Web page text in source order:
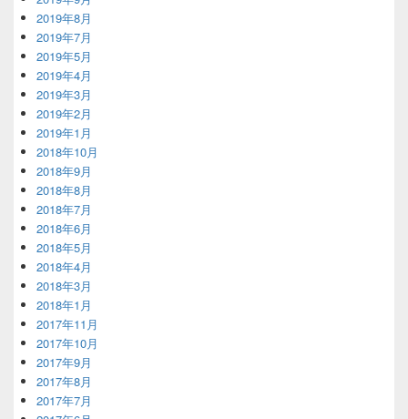
2019年8月
2019年7月
2019年5月
2019年4月
2019年3月
2019年2月
2019年1月
2018年10月
2018年9月
2018年8月
2018年7月
2018年6月
2018年5月
2018年4月
2018年3月
2018年1月
2017年11月
2017年10月
2017年9月
2017年8月
2017年7月